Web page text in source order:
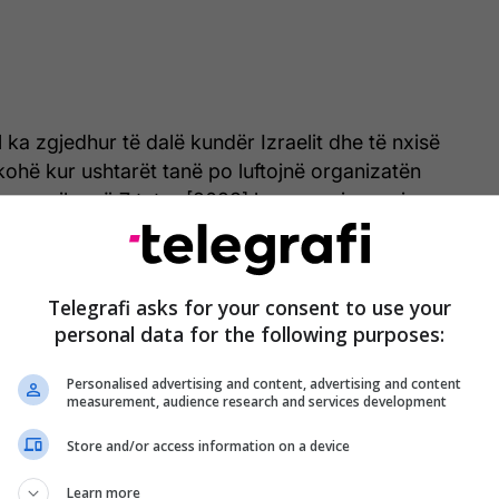
ka zgjedhur të dalë kundër Izraelit dhe të nxisë
kur ushtarët tanë po luftojnë organizatën
e cila më 7 tetor [2023] kreu vrasje masive,
fëmijë, gra dhe të moshuar hebrenj”, shkroi
veprime të tilla duhet ta pyesin veten: a e
njerëzore? A është kjo morale?”.
Palestinezët "i kthejnë nderin"
Telegrafi asks for your consent to use your
personal data for the following purposes:
Personalised advertising and content, advertising and content
measurement, audience research and services development
Store and/or access information on a device
Learn more